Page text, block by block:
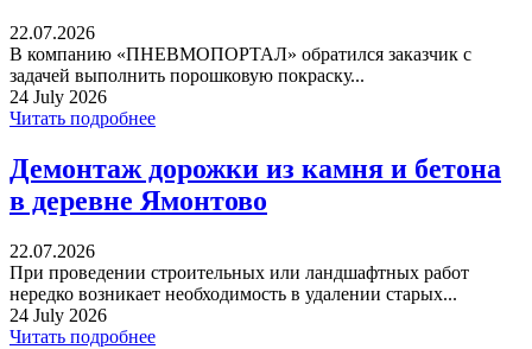
22.07.2026
В компанию «ПНЕВМОПОРТАЛ» обратился заказчик с
задачей выполнить порошковую покраску...
24 July 2026
Читать подробнее
Демонтаж дорожки из камня и бетона
в деревне Ямонтово
22.07.2026
При проведении строительных или ландшафтных работ
нередко возникает необходимость в удалении старых...
24 July 2026
Читать подробнее